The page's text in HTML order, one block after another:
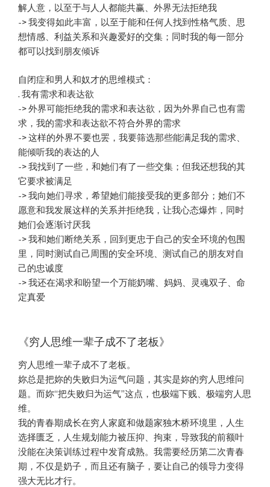
解人意，以至于与人人都能共赢、外界无法拒绝我
-> 我变得如此丰富，以至于能和任何人找到性格气质、思
想情感、利益关系和兴趣爱好的交集；同时我的每一部分
都可以找到朋友倾诉
自闭症和男人和奴才的思维模式：
. 我有需求和表达欲
-> 外界可能拒绝我的需求和表达欲，因为外界自己也有需
求，我的需求和表达欲不符合外界的需求
-> 这样的外界不要也罢，我要筛选那些能满足我的需求、
能倾听我的表达的人
-> 我找到了一些，和她们有了一些交集；但我还想我的其
它要求被满足
-> 我向她们寻求，希望她们能接受我的更多部分；她们不
愿意和我发展这样的关系并拒绝我，让我心态爆炸，同时
她们会逐渐讨厌我
-> 我和她们断绝关系，回到更忠于自己的安全环境的包围
里，同时测试自己周围的安全环境、测试自己的朋友对自
己的忠诚度
-> 我还在渴求和盼望一个万能奶嘴、妈妈、灵魂双子、命
定真爱
《穷人思维一辈子成不了老板》
穷人思维一辈子成不了老板。
妳总是把妳的失败归为运气问题，其实是妳的穷人思维问
题。而妳“把失败归为运气”这点，也极端下贱、极端穷人思
维。
我的青春期成长在穷人家庭和做题家独木桥环境里，人生
选择匮乏，人生规划能力被压抑、拘束，导致我的前额叶
没能在决策训练过程中发育成熟。我需要经历第二次青春
期，不仅是奶子，而且还有脑子，要让自己的领导力变得
强大无比才行。